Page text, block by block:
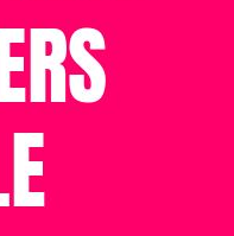
à 23h32
: 3 min